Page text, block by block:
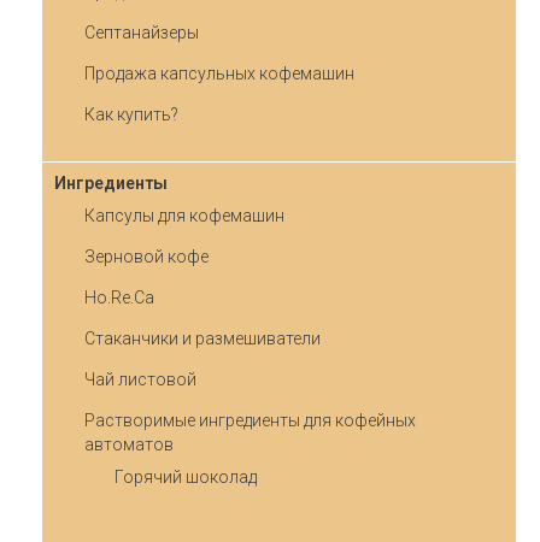
Септанайзеры
Продажа капсульных кофемашин
Как купить?
Ингредиенты
Капсулы для кофемашин
Зерновой кофе
Ho.Re.Ca
Стаканчики и размешиватели
Чай листовой
Растворимые ингредиенты для кофейных
автоматов
Горячий шоколад